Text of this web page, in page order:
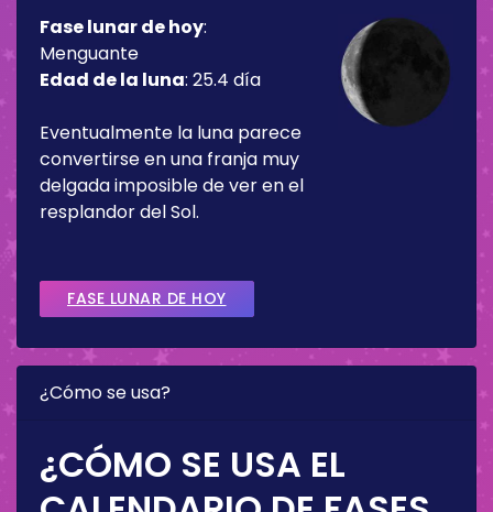
Fase lunar de hoy:
Menguante
Edad de la luna: 25.4 día
Eventualmente la luna parece
convertirse en una franja muy
delgada imposible de ver en el
resplandor del Sol.
FASE LUNAR DE HOY
¿Cómo se usa?
¿CÓMO SE USA EL